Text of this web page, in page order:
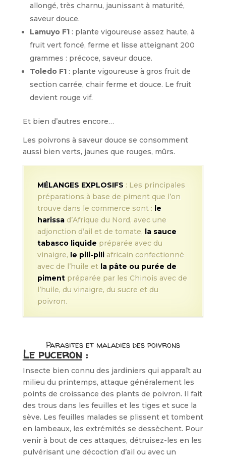
allongé, très charnu, jaunissant à maturité,
saveur douce.
Lamuyo F1: plante vigoureuse assez haute, à
fruit vert foncé, ferme et lisse atteignant 200
grammes : précoce, saveur douce.
Toledo F1: plante vigoureuse à gros fruit de
section carrée, chair ferme et douce. Le fruit
devient rouge vif.
Et bien d’autres encore…
Les poivrons à saveur douce se consomment
aussi bien verts, jaunes que rouges, mûrs.
MÉLANGES EXPLOSIFS: Les principales
préparations à base de piment que l’on
trouve dans le commerce sont : le
harissad’Afrique du Nord, avec une
adjonction d’ail et de tomate, la sauce
tabasco liquidepréparée avec du
vinaigre, le pili-piliafricain confectionné
avec de l’huile et la pâte ou purée de
pimentpréparée par les Chinois avec de
l’huile, du vinaigre, du sucre et du
poivron.
Parasites et maladies des poivrons
Le puceron :
Insecte bien connu des jardiniers qui apparaît au
milieu du printemps, attaque généralement les
points de croissance des plants de poivron. Il fait
des trous dans les feuilles et les tiges et suce la
sève. Les feuilles malades se plissent et tombent
en lambeaux, les extrémités se dessèchent. Pour
venir à bout de ces attaques, détruisez-les en les
pulvérisant une décoction d’ail ou avec un